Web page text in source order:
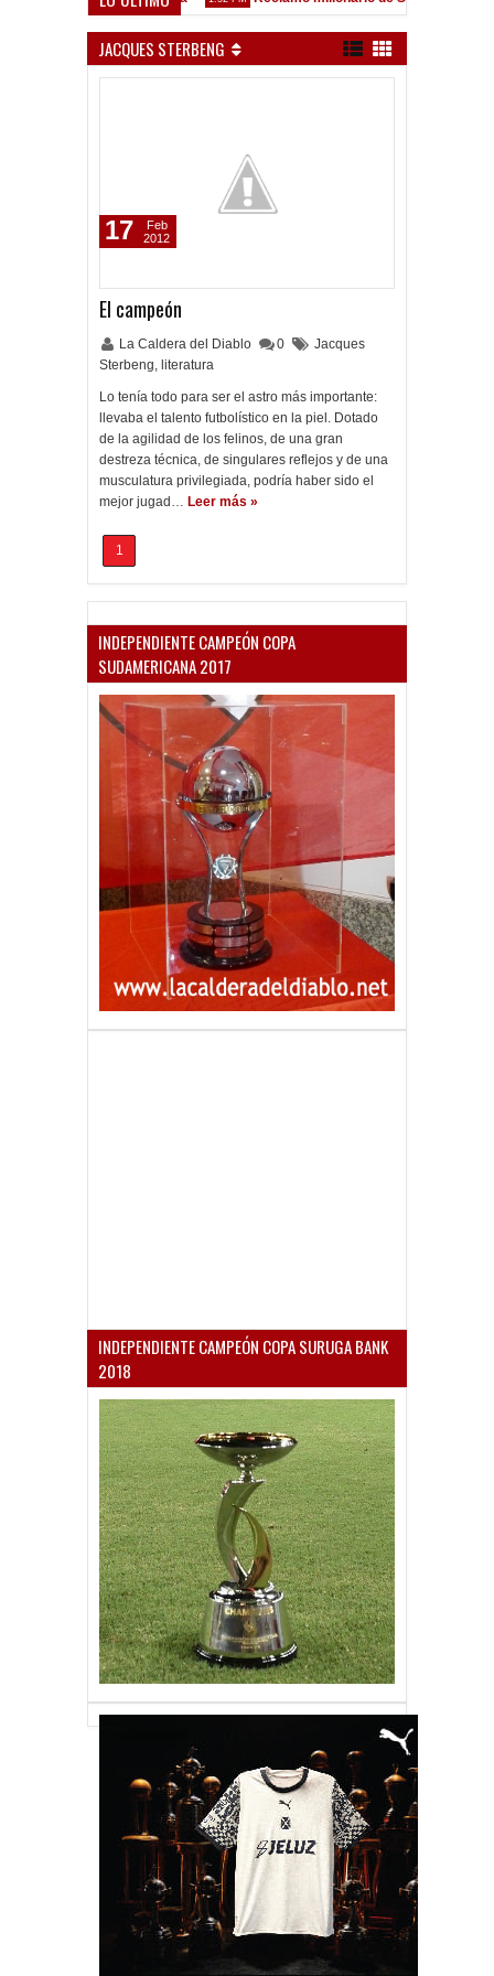
JACQUES STERBENG
El campeón
La Caldera del Diablo 0
Jacques
Sterbeng, literatura
Lo tenía todo para ser el astro más importante:
llevaba el talento futbolístico en la piel. Dotado
de la agilidad de los felinos, de una gran
destreza técnica, de singulares reflejos y de una
musculatura privilegiada, podría haber sido el
mejor jugad… Leer más »
17
Feb
2012
1
INDEPENDIENTE CAMPEÓN COPA
SUDAMERICANA 2017
INDEPENDIENTE CAMPEÓN COPA SURUGA BANK
2018